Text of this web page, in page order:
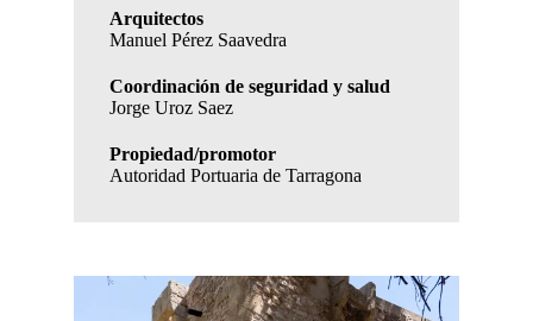
Arquitectos
Manuel Pérez Saavedra
Coordinación de seguridad y salud
Jorge Uroz Saez
Propiedad/promotor
Autoridad Portuaria de Tarragona